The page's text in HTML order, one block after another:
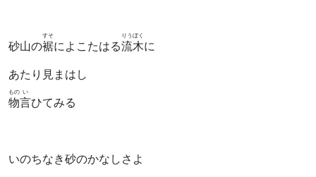
砂山の裾
すそ
によこたはる流木
りうぼく
に
あたり見まはし
物
もの
言
い
ひてみる
いのちなき砂のかなしさよ